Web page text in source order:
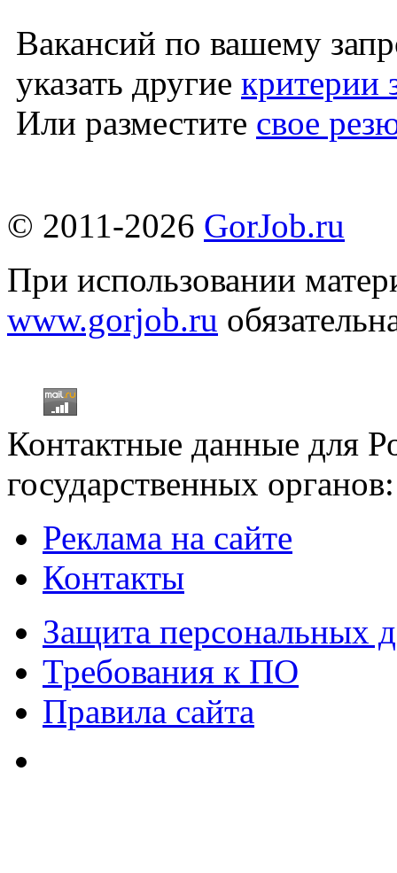
Вакансий по вашему
указать другие критерии
Или разместите свое
© 2011-2026 GorJob.ru
При использовании
www.gorjob.ru
Контактные данные для
государственных
Реклама на сайте
Контакты
Защита персональных
Требования к ПО
Правила сайта